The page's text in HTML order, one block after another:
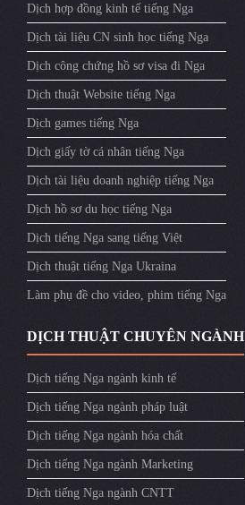
Dịch hợp đồng kinh tế tiếng Nga
Dịch tài liệu CN sinh học tiếng Nga
Dịch công chứng hồ sơ visa đi Nga
Dịch thuật Website tiếng Nga
Dịch games tiếng Nga
Dịch giấy tờ cá nhân tiếng Nga
Dịch tài liệu doanh nghiệp tiếng Nga
Dịch hồ sơ du học tiếng Nga
Dịch tiếng Nga sang tiếng Việt
Dịch thuật tiếng Nga Ukraina
Làm phụ đề cho video, phim tiếng Nga
DỊCH THUẬT CHUYÊN NGÀNH
Dịch tiếng Nga ngành kinh tế
Dịch tiếng Nga ngành pháp luật
Dịch tiếng Nga ngành hóa chất
Dịch tiếng Nga ngành Marketing
Dịch tiếng Nga ngành CNTT